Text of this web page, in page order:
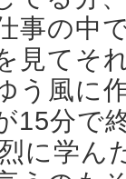
事の中
見てそ
う風に
15分で
に学ん